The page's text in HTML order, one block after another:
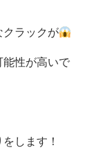
クラックが
能性が高いで
します！